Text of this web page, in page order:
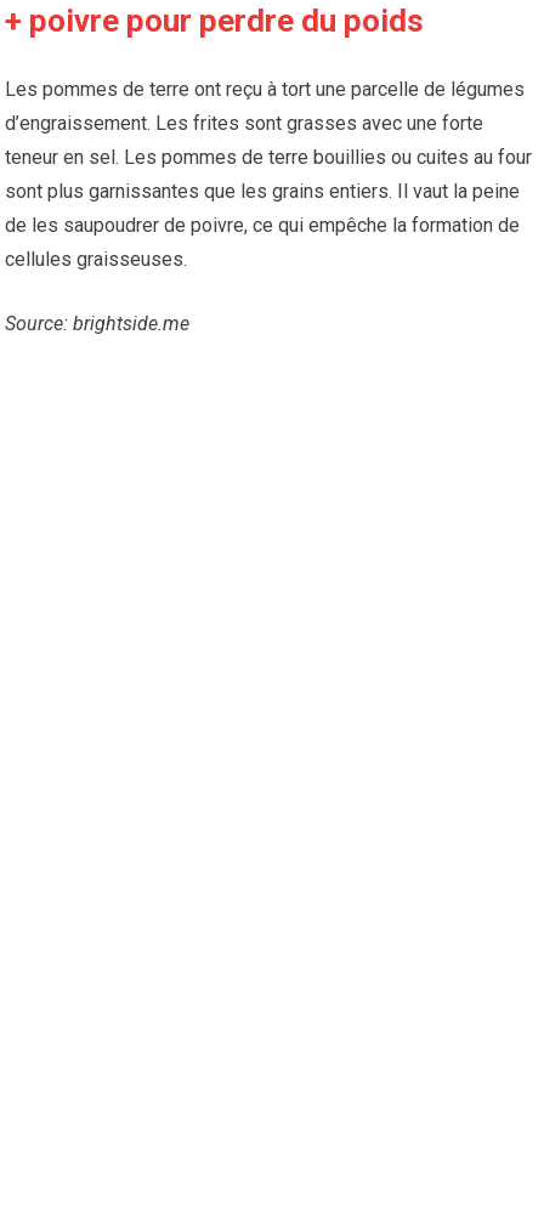
+ poivre pour perdre du poids
Les pommes de terre ont reçu à tort une parcelle de légumes
d’engraissement. Les frites sont grasses avec une forte
teneur en sel. Les pommes de terre bouillies ou cuites au four
sont plus garnissantes que les grains entiers. Il vaut la peine
de les saupoudrer de poivre, ce qui empêche la formation de
cellules graisseuses.
Source: brightside.me